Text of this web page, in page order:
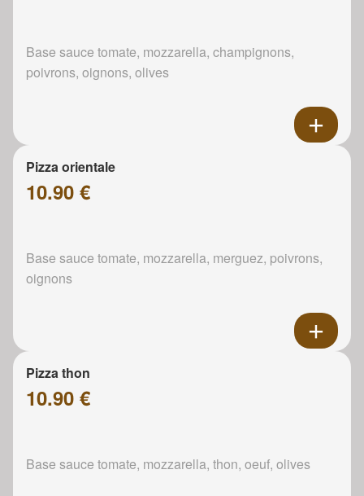
Base sauce tomate, mozzarella, champignons,
poivrons, oignons, olives
Pizza orientale
10.90 €
Base sauce tomate, mozzarella, merguez, poivrons,
oignons
Pizza thon
10.90 €
Base sauce tomate, mozzarella, thon, oeuf, olives